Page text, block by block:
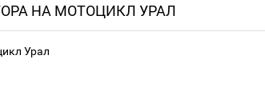
НА МОТОЦИКЛ УРАЛ
Урал